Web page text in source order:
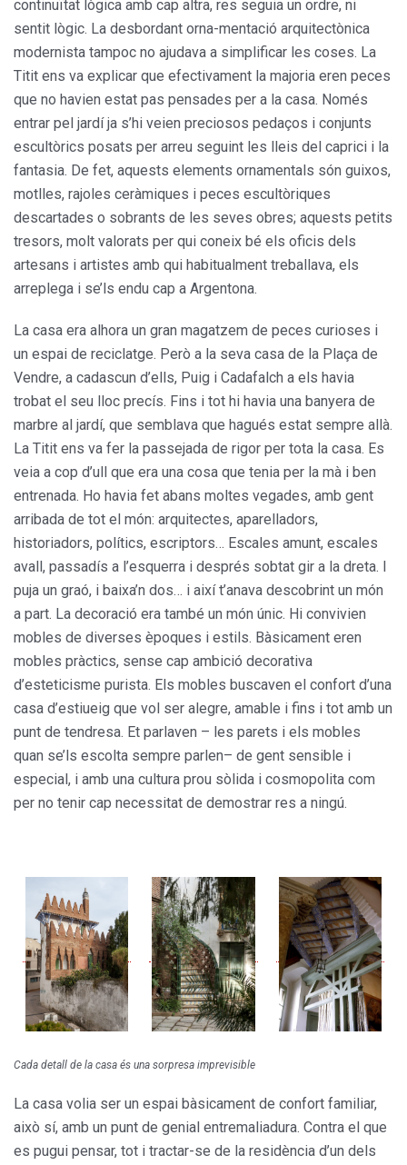
continuïtat lògica amb cap altra, res seguia un ordre, ni
sentit lògic. La desbordant orna-mentació arquitectònica
modernista tampoc no ajudava a simplificar les coses. La
Titit ens va explicar que efectivament la majoria eren peces
que no havien estat pas pensades per a la casa. Només
entrar pel jardí ja s’hi veien preciosos pedaços i conjunts
escultòrics posats per arreu seguint les lleis del caprici i la
fantasia. De fet, aquests elements ornamentals són guixos,
motlles, rajoles ceràmiques i peces escultòriques
descartades o sobrants de les seves obres; aquests petits
tresors, molt valorats per qui coneix bé els oficis dels
artesans i artistes amb qui habitualment treballava, els
arreplega i se’ls endu cap a Argentona.
La casa era alhora un gran magatzem de peces curioses i
un espai de reciclatge. Però a la seva casa de la Plaça de
Vendre, a cadascun d’ells, Puig i Cadafalch a els havia
trobat el seu lloc precís. Fins i tot hi havia una banyera de
marbre al jardí, que semblava que hagués estat sempre allà.
La Titit ens va fer la passejada de rigor per tota la casa. Es
veia a cop d’ull que era una cosa que tenia per la mà i ben
entrenada. Ho havia fet abans moltes vegades, amb gent
arribada de tot el món: arquitectes, aparelladors,
historiadors, polítics, escriptors… Escales amunt, escales
avall, passadís a l’esquerra i després sobtat gir a la dreta. I
puja un graó, i baixa’n dos… i així t’anava descobrint un món
a part. La decoració era també un món únic. Hi convivien
mobles de diverses èpoques i estils. Bàsicament eren
mobles pràctics, sense cap ambició decorativa
d’esteticisme purista. Els mobles buscaven el confort d’una
casa d’estiueig que vol ser alegre, amable i fins i tot amb un
punt de tendresa. Et parlaven – les parets i els mobles
quan se’ls escolta sempre parlen– de gent sensible i
especial, i amb una cultura prou sòlida i cosmopolita com
per no tenir cap necessitat de demostrar res a ningú.
Cada detall de la casa és una sorpresa imprevisible
La casa volia ser un espai bàsicament de confort familiar,
això sí, amb un punt de genial entremaliadura. Contra el que
es pugui pensar, tot i tractar-se de la residència d’un dels